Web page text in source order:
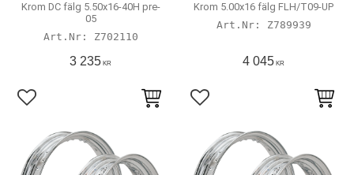
Krom DC fälg 5.50x16-40H pre-
05
Z702110
3 235 KR
Lägg till i favoriter
Krom 5.00x16 fälg FLH/T09-UP
Z789939
4 045 KR
Lägg till i favoriter